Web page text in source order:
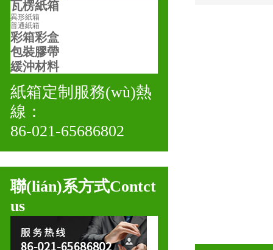
瓦楞紙箱
異形紙箱
普通紙箱
彩箱彩盒
包裝膠帶
緩沖材料
紙箱定制服務(wù)熱
線：
86-021-65686802
聯(lián)系方式Contct
us